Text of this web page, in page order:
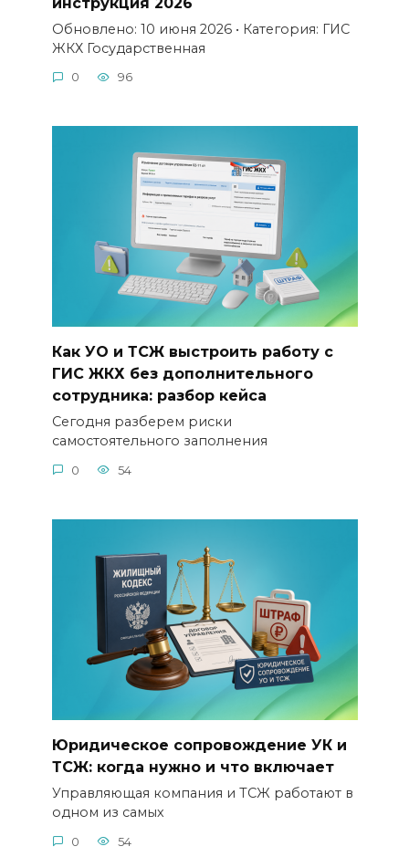
Обновлено: 10 июня 2026 • Категория: ГИС
ЖКХ Государственная
0 96
Как УО и ТСЖ выстроить работу с
ГИС ЖКХ без дополнительного
сотрудника: разбор кейса
Сегодня разберем риски
самостоятельного заполнения
0 54
Юридическое сопровождение УК и
ТСЖ: когда нужно и что включает
Управляющая компания и ТСЖ работают в
одном из самых
0 54